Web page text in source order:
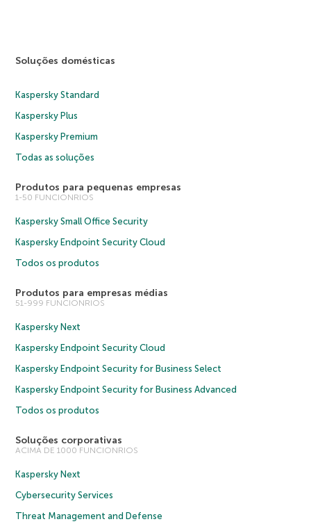
Soluções domésticas
Kaspersky Standard
Kaspersky Plus
Kaspersky Premium
Todas as soluções
Produtos para pequenas empresas
1-50 FUNCIONRIOS
Kaspersky Small Office Security
Kaspersky Endpoint Security Cloud
Todos os produtos
Produtos para empresas médias
51-999 FUNCIONRIOS
Kaspersky Next
Kaspersky Endpoint Security Cloud
Kaspersky Endpoint Security for Business Select
Kaspersky Endpoint Security for Business Advanced
Todos os produtos
Soluções corporativas
ACIMA DE 1000 FUNCIONRIOS
Kaspersky Next
Cybersecurity Services
Threat Management and Defense